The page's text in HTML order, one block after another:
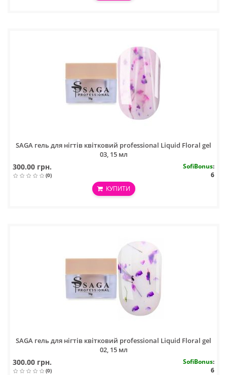
SAGA гель для нігтів квітковий professional Liquid Floral gel
03, 15 мл
300.00 грн.
(0)
SofiBonus:
6
КУПИТИ
SAGA гель для нігтів квітковий professional Liquid Floral gel
02, 15 мл
300.00 грн.
(0)
SofiBonus:
6